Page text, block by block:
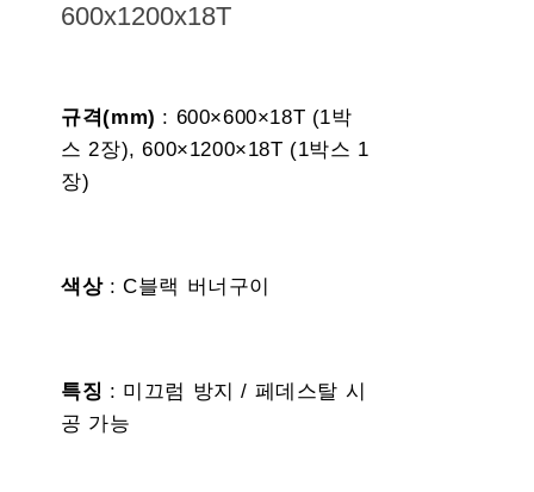
600x1200x18T
규격(mm) : 600×600×18T (1박
스 2장), 600×1200×18T (1박스 1
장)
색상: C블랙 버너구이
특징 : 미끄럼 방지 / 페데스탈 시
공 가능